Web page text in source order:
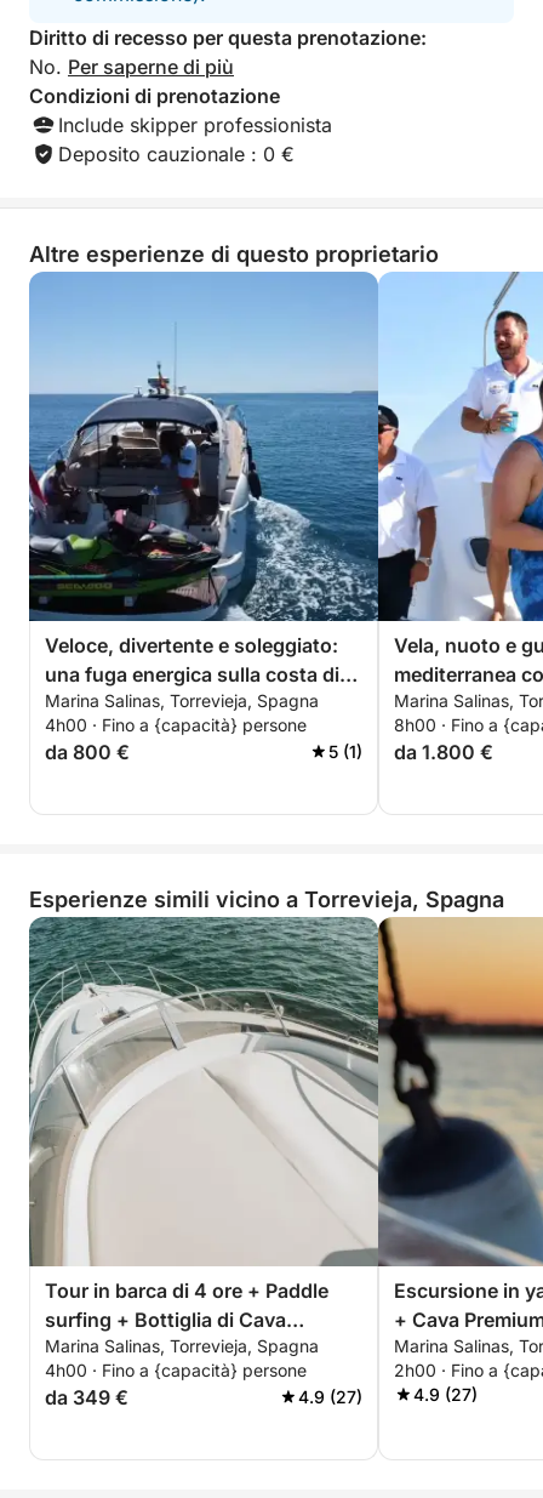
migliori, tutto ciò che dovrete fare è decidere il
vostro ritmo: lento e rilassante, oppure veloce e
indimenticabile. In entrambi i casi, sarà una giornata
intera pensata per la libertà, il divertimento e i
momenti di cui parlerete a lungo.
Diritto di recesso per questa prenotazione:
No. Per saperne di più
Condizioni di prenotazione
Include skipper professionista
Deposito cauzionale : 0 €
Altre esperienze di questo proprietario
Veloce, divertente e soleggiato:
una fuga energica sulla costa di
Torrevieja
Marina Salinas, Torrevieja, Spagna
4h00 · Fino a {capacità} persone
da 800 € 5 (1)
Vela, nuoto e
mediterranea
momenti sushi
Marina Salinas,
8h00 · Fino a
da 1.800 €
Esperienze simili vicino a Torrevieja, Spagna
Tour in barca di 4 ore + Paddle
surfing + Bottiglia di Cava
premium - TUTTO INCLUSO
Marina Salinas, Torrevieja, Spagna
4h00 · Fino a {capacità} persone
da 349 € 4.9 (27)
Escursione in
+ Cava
pomeriggio o
TUTTO
Marina Salinas,
2h00 · Fino a
4.9 (27)